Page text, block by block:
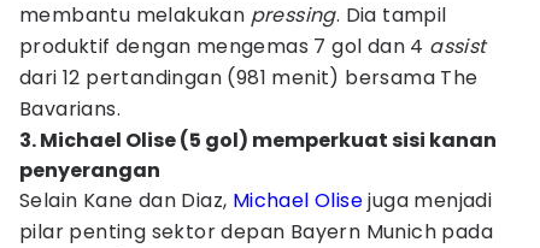
membantu melakukan pressing. Dia tampil
produktif dengan mengemas 7 gol dan 4 assist
dari 12 pertandingan (981 menit) bersama The
Bavarians.
3. Michael Olise (5 gol) memperkuat sisi kanan
penyerangan
Selain Kane dan Diaz, Michael Olisejuga menjadi
pilar penting sektor depan Bayern Munich pada